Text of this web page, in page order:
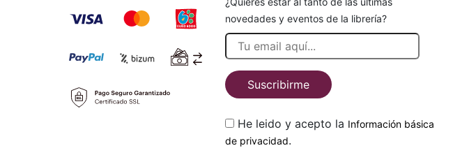
novedades y eventos de la librería?
Suscribirme
He leido y acepto la Información básica
de privacidad.